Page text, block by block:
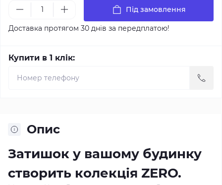
Під замовлення
Доставка протягом 30 днів за передплатою!
Купити в 1 клік:
Опис
Затишок у вашому будинку
створить колекція ZERO.